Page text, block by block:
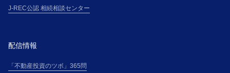
J-REC公認 相続相談センター
配信情報
「不動産投資のツボ」365問